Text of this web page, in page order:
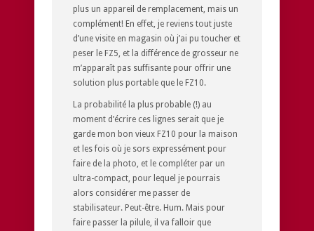
plus un appareil de remplacement, mais un
complément! En effet, je reviens tout juste
d’une visite en magasin où j’ai pu toucher et
peser le FZ5, et la différence de grosseur ne
m’apparaît pas suffisante pour offrir une
solution plus portable que le FZ10.
La probabilité la plus probable (!) au
moment d’écrire ces lignes serait que je
garde mon bon vieux FZ10 pour la maison
et les fois où je sors expressément pour
faire de la photo, et le compléter par un
ultra-compact, pour lequel je pourrais
alors considérer me passer de
stabilisateur. Peut-être. Hum. Mais pour
faire passer la pilule, il va falloir que